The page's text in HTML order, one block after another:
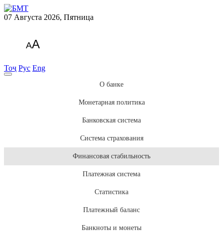
07 Августа 2026, Пятница
AA
Тоҷ Рус Eng
О банке
Монетарная политика
Банковская система
Система страхования
Финансовая стабильность
Платежная система
Статистика
Платежный баланс
Банкноты и монеты